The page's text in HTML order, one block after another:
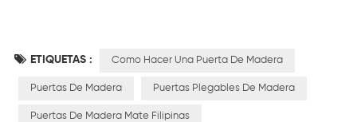
ETIQUETAS : Como Hacer Una Puerta De Madera
Puertas De Madera Puertas Plegables De Madera
Puertas De Madera Mate Filipinas